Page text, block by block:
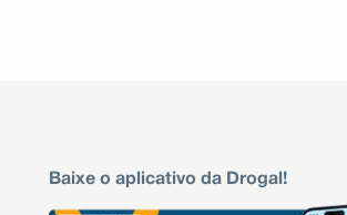
Baixe o aplicativo da Drogal!